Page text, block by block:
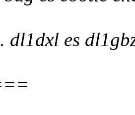
dl1dxl es